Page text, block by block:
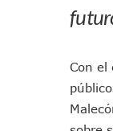
Con el